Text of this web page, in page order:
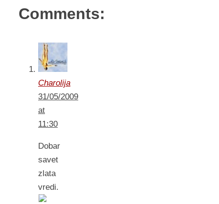
Comments:
Charolija
31/05/2009
at
11:30
Dobar
savet
zlata
vredi.